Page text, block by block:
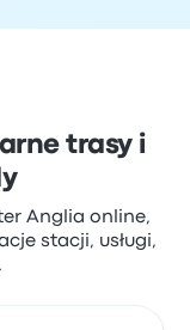
trasy i
Anglia online,
stacji, usługi,